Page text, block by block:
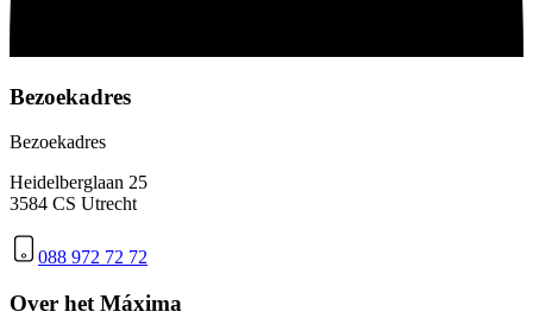
Bezoekadres
Bezoekadres
Heidelberglaan 25
3584 CS Utrecht
088 972 72 72
Over het Máxima